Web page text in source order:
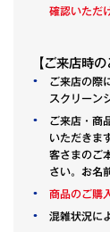
確認いただ
【ご来店時の
ご来店の際
スクリーン
ご来店・商
いただきま
客さまのご
さい。お名
商品のご購
混雑状況に